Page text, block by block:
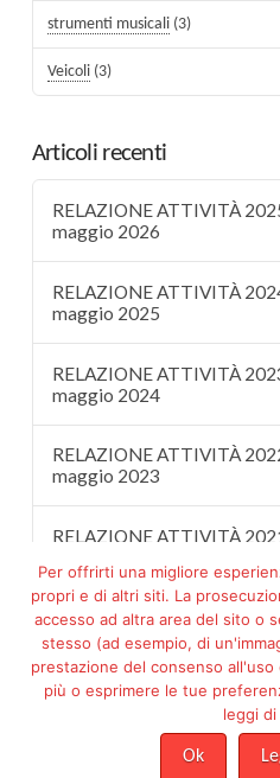
strumenti musicali (3)
Veicoli (3)
Articoli recenti
RELAZIONE ATTIVITÀ
maggio 2026
RELAZIONE ATTIVITÀ
maggio 2025
RELAZIONE ATTIVITÀ
maggio 2024
RELAZIONE ATTIVITÀ
maggio 2023
RELAZIONE ATTIVITÀ
ASSOCIAZIONE PROGETTO
Risoluzione online delle
Per offrirti una migliore
propri e di altri siti. La
accesso ad altra area del sito o
stesso (ad esempio, di
prestazione del consenso
più o esprimere le tue
leggi di
Ok